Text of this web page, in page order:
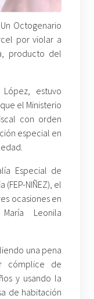
Octogenario
por violar a
producto del
estuvo
el Ministerio
con orden
especial en
Especial de
NIÑEZ), el
ocasiones en
Leonila
una pena
cómplice de
y usando la
de habitación